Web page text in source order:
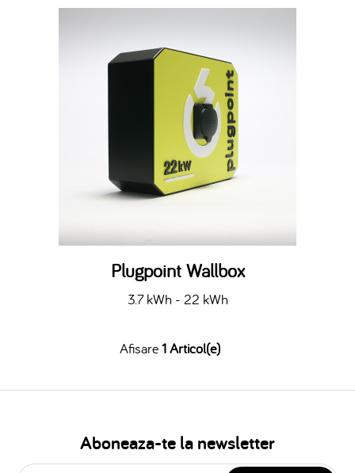
Plugpoint Wallbox
3.7 kWh - 22 kWh
Afisare1 Articol(e)
Aboneaza-te la newsletter